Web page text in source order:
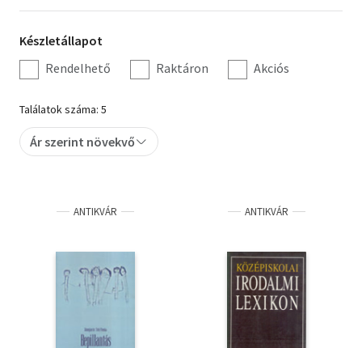
Hobbi, szabadidő
Irodalom
Művészet
Szakkönyv
Tankönyv, segédkönyv
Társadalomtudomány
Természettudomány
szűrés
Készletállapot
szűrés
Készletállapot
Rendelhető
Raktáron Akciós
Találatok száma: 5
Ár szerint növekvő
ANTIKVÁR ANTIKVÁR